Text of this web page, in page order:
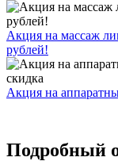
Акция на массаж
рублей!
Акция на
Подробный